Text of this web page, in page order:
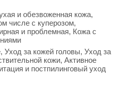
и обезвоженная кожа,
числе с куперозом,
и проблемная, Кожа с
Уход за кожей головы, Уход за
кожи, Активное
и постпилинговый уход